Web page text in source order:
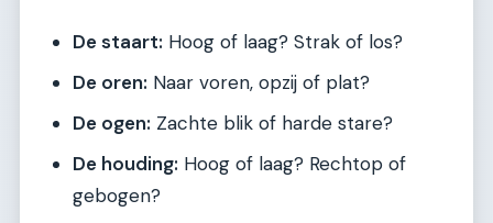
De staart: Hoog of laag? Strak of los?
De oren: Naar voren, opzij of plat?
De ogen: Zachte blik of harde stare?
De houding: Hoog of laag? Rechtop of
gebogen?